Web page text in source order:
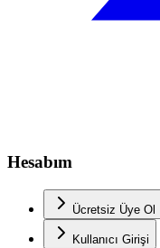
Hesabım
Ücretsiz Üye Ol
Kullanıcı Girişi